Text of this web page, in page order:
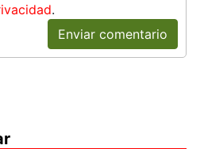
.
Enviar comentario